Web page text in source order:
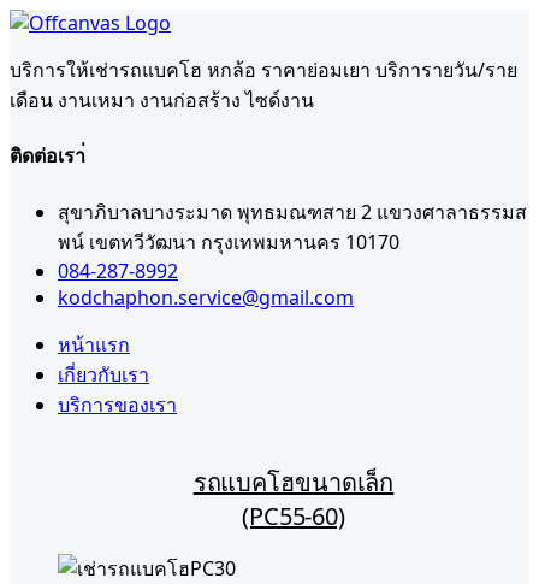
บริการให้เช่ารถแบคโฮ หกล้อ ราคาย่อมเยา บริการายวัน/ราย
เดือน งานเหมา งานก่อสร้าง ไซด์งาน
ติดต่อเรา่
สุขาภิบาลบางระมาด พุทธมณฑสาย 2 แขวงศาลาธรรมส
พน์ เขตทวีวัฒนา กรุงเทพมหานคร 10170
084-287-8992
kodchaphon.service@gmail.com
หน้าแรก
เกี่ยวกับเรา
บริการของเรา
รถแบคโฮขนาดเล็ก
(PC55-60)